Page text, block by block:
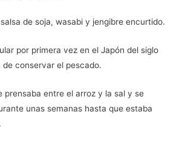
de soja, wasabi y jengibre encurtido.
por primera vez en el Japón del siglo
conservar el pescado.
prensaba entre el arroz y la sal y se
unas semanas hasta que estaba